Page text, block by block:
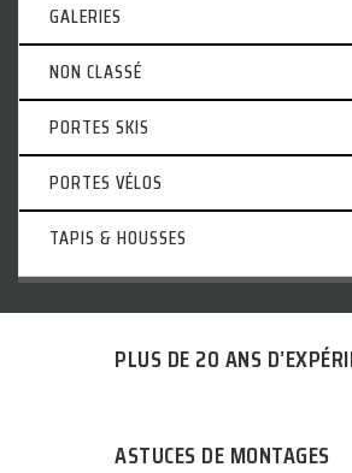
GALERIES
NON CLASSÉ
PORTES SKIS
PORTES VÉLOS
TAPIS & HOUSSES
PLUS DE 20 ANS
ASTUCES DE MONTAGES